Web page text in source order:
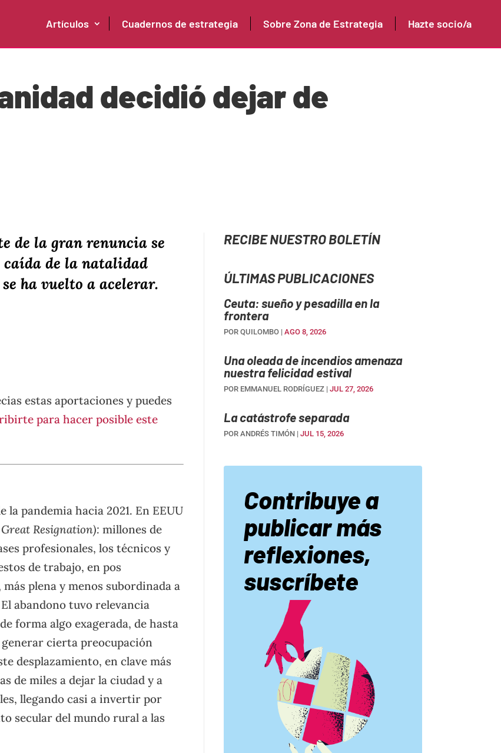
Artículos Cuadernos de estrategia Sobre Zona de Estrategia Hazte socio/a
decidió dejar de
de la gran renuncia se
caída de la natalidad
ha vuelto a acelerar.
estas aportaciones y puedes
para hacer posible este
pandemia hacia 2021. En EEUU
Resignation): millones de
profesionales, los técnicos y
de trabajo, en pos
plena y menos subordinada a
abandono tuvo relevancia
forma algo exagerada, de hasta
cierta preocupación
desplazamiento, en clave más
de miles a dejar la ciudad y a
llegando casi a invertir por
secular del mundo rural a las
RECIBE NUESTRO BOLETÍN
ÚLTIMAS PUBLICACIONES
Ceuta: sueño y pesadilla en la
frontera
POR QUILOMBO| AGO 8, 2026
Una oleada de incendios amenaza
nuestra felicidad estival
POR EMMANUEL RODRÍGUEZ| JUL 27, 2026
La catástrofe separada
POR ANDRÉS TIMÓN| JUL 15, 2026
Contribuye a
publicar más
reflexiones,
suscríbete